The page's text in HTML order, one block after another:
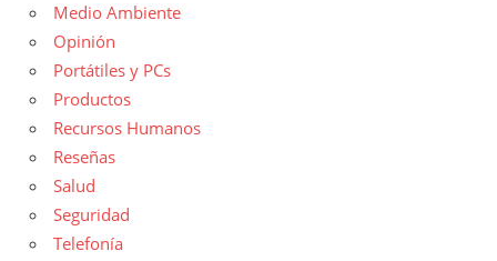
Medio Ambiente
Opinión
Portátiles y PCs
Productos
Recursos Humanos
Reseñas
Salud
Seguridad
Telefonía